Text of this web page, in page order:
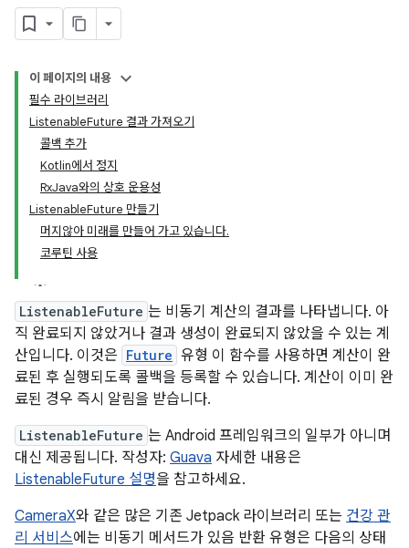
이 페이지의 내용
필수 라이브러리
ListenableFuture 결과 가져오기
콜백 추가
Kotlin에서 정지
RxJava와의 상호 운용성
ListenableFuture 만들기
머지않아 미래를 만들어 가고 있습니다.
코루틴 사용
ListenableFuture 는 비동기 계산의 결과를 나타냅니다. 아
직 완료되지 않았거나 결과 생성이 완료되지 않았을 수 있는 계
산입니다. 이것은 Future 유형 이 함수를 사용하면 계산이 완
료된 후 실행되도록 콜백을 등록할 수 있습니다. 계산이 이미 완
료된 경우 즉시 알림을 받습니다.
ListenableFuture 는 Android 프레임워크의 일부가 아니며
대신 제공됩니다. 작성자: Guava 자세한 내용은
ListenableFuture 설명을 참고하세요.
CameraX와 같은 많은 기존 Jetpack 라이브러리 또는 건강 관
리 서비스에는 비동기 메서드가 있음 반환 유형은 다음의 상태